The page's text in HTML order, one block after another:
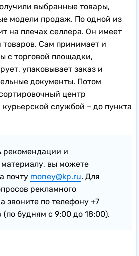
выбранные товары,
модели продаж. По одной из
на плечах селлера. Он имеет
товаров. Сам принимает и
с торговой площадки,
упаковывает заказ и
документы. Потом
центр
службой – до пункта
рекомендации и
вы можете
почту money@kp.ru. Для
рекламного
звоните по телефону +7
(по будням с 9:00 до 18:00).